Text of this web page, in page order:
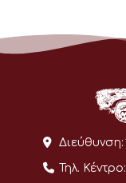
Διεύθυνση:
Τηλ. Κέντρο: